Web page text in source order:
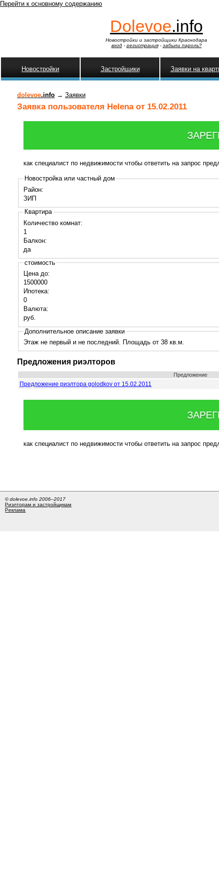
Перейти к основному содержанию
Dolevoe.info
Новостройки и застройщики Краснодара
вход- регистрация- забыли пароль?
Новостройки Застройщики Заявки на
dolevoe.info → Заявки
Заявка пользователя Helena от 15.02.2011
как специалист по недвижимости чтобы ответить на запрос
Новостройка или частный дом
Район:
ЗИП
Квартира
Количество комнат:
1
Балкон:
да
стоимость
Цена до:
1500000
Ипотека:
0
Валюта:
руб.
Дополнительное описание заявки
Этаж не первый и не последний. Площадь от 38 кв.м.
Предложения риэлторов
Предложение
Предложение риэлтора golodkov от 15.02.2011
как специалист по недвижимости чтобы ответить на запрос
© dolevoe.info 2006–2017
Риэлторам и застройщикам
Реклама